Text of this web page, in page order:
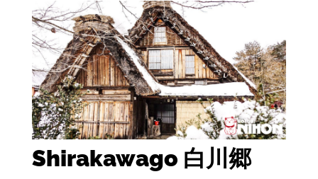
Shirakawago 白川郷